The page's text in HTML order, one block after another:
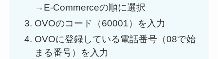
→E-Commerceの順に選択
OVOのコード（60001）を入力
OVOに登録している電話番号（08で始
まる番号）を入力